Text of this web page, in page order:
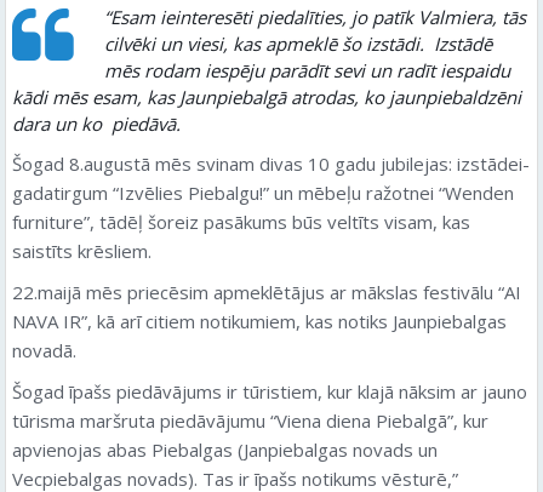
“Esam ieinteresēti piedalīties, jo patīk Valmiera, tās
cilvēki un viesi, kas apmeklē šo izstādi. Izstādē
mēs rodam iespēju parādīt sevi un radīt iespaidu
kādi mēs esam, kas Jaunpiebalgā atrodas, ko jaunpiebaldzēni
dara un ko piedāvā.
Šogad 8.augustā mēs svinam divas 10 gadu jubilejas: izstādei-
gadatirgum “Izvēlies Piebalgu!” un mēbeļu ražotnei “Wenden
furniture”, tādēļ šoreiz pasākums būs veltīts visam, kas
saistīts krēsliem.
22.maijā mēs priecēsim apmeklētājus ar mākslas festivālu “AI
NAVA IR”, kā arī citiem notikumiem, kas notiks Jaunpiebalgas
novadā.
Šogad īpašs piedāvājums ir tūristiem, kur klajā nāksim ar jauno
tūrisma maršruta piedāvājumu “Viena diena Piebalgā”, kur
apvienojas abas Piebalgas (Janpiebalgas novads un
Vecpiebalgas novads). Tas ir īpašs notikums vēsturē,”